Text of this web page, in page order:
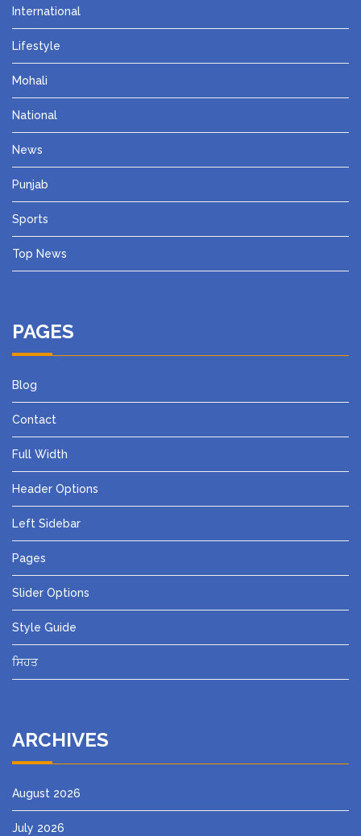
International
Lifestyle
Mohali
National
News
Punjab
Sports
Top News
PAGES
Blog
Contact
Full Width
Header Options
Left Sidebar
Pages
Slider Options
Style Guide
ਸਿਹਤ
ARCHIVES
August 2026
July 2026